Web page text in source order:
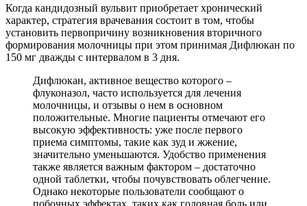
Когда кандидозный вульвит приобретает хронический
характер, стратегия врачевания состоит в том, чтобы
установить первопричину возникновения вторичного
формирования молочницы при этом принимая Дифлюкан по
150 мг дважды с интервалом в 3 дня.
Дифлюкан, активное вещество которого –
флуконазол, часто используется для лечения
молочницы, и отзывы о нем в основном
положительные. Многие пациенты отмечают его
высокую эффективность: уже после первого
приема симптомы, такие как зуд и жжение,
значительно уменьшаются. Удобство применения
также является важным фактором – достаточно
одной таблетки, чтобы почувствовать облегчение.
Однако некоторые пользователи сообщают о
побочных эффектах, таких как головная боль или